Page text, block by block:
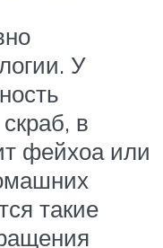
У
в
фейхоа или
такие